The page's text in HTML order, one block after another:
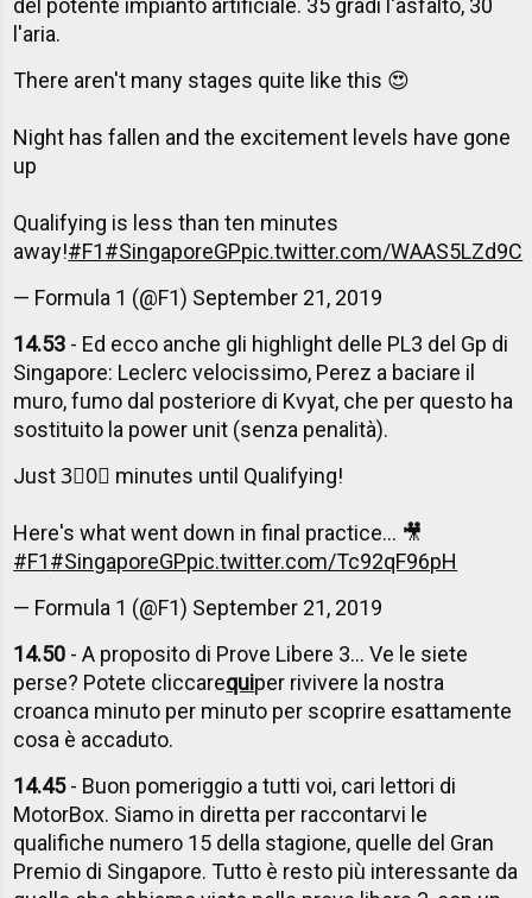
del potente impianto artificiale. 35 gradi l'asfalto, 30
l'aria.
There aren't many stages quite like this 😍
Night has fallen and the excitement levels have gone
up
Qualifying is less than ten minutes
away!#F1#SingaporeGPpic.twitter.com/WAAS5LZd9C
— Formula 1 (@F1) September 21, 2019
14.53 - Ed ecco anche gli highlight delle PL3 del Gp di
Singapore: Leclerc velocissimo, Perez a baciare il
muro, fumo dal posteriore di Kvyat, che per questo ha
sostituito la power unit (senza penalità).
Just 3⃣0⃣ minutes until Qualifying!
Here's what went down in final practice... 🎥
#F1#SingaporeGPpic.twitter.com/Tc92qF96pH
— Formula 1 (@F1) September 21, 2019
14.50 - A proposito di Prove Libere 3... Ve le siete
perse? Potete cliccarequiper rivivere la nostra
croanca minuto per minuto per scoprire esattamente
cosa è accaduto.
14.45- Buon pomeriggio a tutti voi, cari lettori di
MotorBox. Siamo in diretta per raccontarvi le
qualifiche numero 15 della stagione, quelle del Gran
Premio di Singapore. Tutto è resto più interessante da